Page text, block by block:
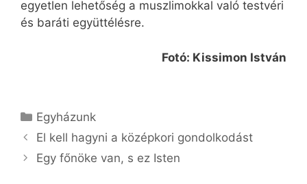
egyetlen lehetőség a muszlimokkal való testvéri
és baráti együttélésre.
Fotó: Kissimon István
Kategória
Egyházunk
El kell hagyni a középkori gondolkodást
Egy főnöke van, s ez Isten